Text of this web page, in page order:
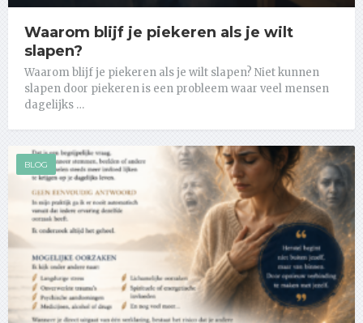
Waarom blijf je piekeren als je wilt
slapen?
Waarom blijf je piekeren als je wilt slapen? Niet kunnen
slapen door piekeren is een probleem waar veel mensen
dagelijks …
BLOG